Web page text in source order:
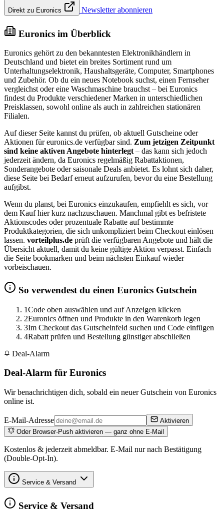
Direkt zu Euronics Newsletter abonnieren
Euronics im Überblick
Euronics gehört zu den bekanntesten Elektronikhändlern in
Deutschland und bietet ein breites Sortiment rund um
Unterhaltungselektronik, Haushaltsgeräte, Computer, Smartphones
und Zubehör. Ob du ein neues Notebook suchst, einen Fernseher
vergleichst oder eine Waschmaschine brauchst – bei Euronics
findest du Produkte verschiedener Marken in unterschiedlichen
Preisklassen, sowohl online als auch in zahlreichen stationären
Filialen.
Auf dieser Seite kannst du prüfen, ob aktuell Gutscheine oder
Aktionen für euronics.de verfügbar sind. Zum jetzigen Zeitpunkt
sind keine aktiven Angebote hinterlegt – das kann sich jedoch
jederzeit ändern, da Euronics regelmäßig Rabattaktionen,
Sonderangebote oder saisonale Deals anbietet. Es lohnt sich daher,
diese Seite bei Bedarf erneut aufzurufen, bevor du eine Bestellung
aufgibst.
Wenn du planst, bei Euronics einzukaufen, empfiehlt es sich, vor
dem Kauf hier kurz nachzuschauen. Manchmal gibt es befristete
Aktionscodes oder prozentuale Rabatte auf bestimmte
Produktkategorien, die sich unkompliziert beim Checkout einlösen
lassen. vorteilplus.de prüft die verfügbaren Angebote und hält die
Übersicht aktuell, damit du keine gültige Aktion verpasst. Einfach
die Seite bookmarken und beim nächsten Einkauf wieder
vorbeischauen.
So verwendest du einen Euronics Gutschein
1Code oben auswählen und auf Anzeigen klicken
2Euronics öffnen und Produkte in den Warenkorb legen
3Im Checkout das Gutscheinfeld suchen und Code einfügen
4Rabatt prüfen und Bestellung günstiger abschließen
Deal-Alarm
Deal-Alarm für Euronics
Wir benachrichtigen dich, sobald ein neuer Gutschein von Euronics
online ist.
E-Mail-Adresse
Aktivieren
Oder Browser-Push aktivieren — ganz ohne E-Mail
Kostenlos & jederzeit abmeldbar. E-Mail nur nach Bestätigung
(Double-Opt-In).
Service & Versand
Service & Versand